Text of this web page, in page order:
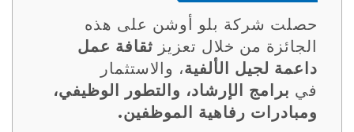
حصلت شركة بلو أوشن على هذه
الجائزة من خلال تعزيز ثقافة عمل
داعمة لجيل الألفية، والاستثمار
في برامج الإرشاد، والتطور الوظيفي،
ومبادرات رفاهية الموظفين.